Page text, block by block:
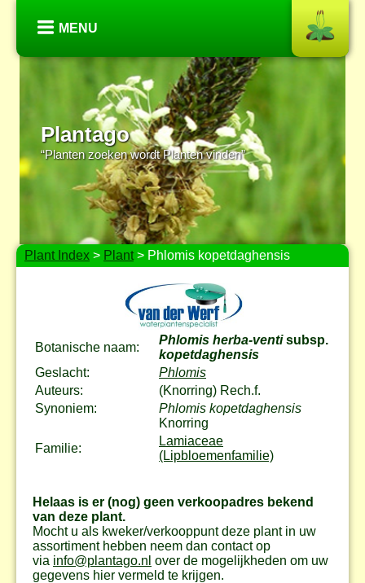
MENU
Plantago
“Planten zoeken wordt Planten vinden”
Plant Index > Plant> Phlomis kopetdaghensis
Botanische naam:
Phlomis herba-ventisubsp.
kopetdaghensis
Geslacht:
Phlomis
Auteurs:
(Knorring) Rech.f.
Synoniem:
Phlomis kopetdaghensis
Knorring
Familie:
Lamiaceae
(Lipbloemenfamilie)
Helaas is er (nog) geen verkoopadres bekend
van deze plant.
Mocht u als kweker/verkooppunt deze plant in uw
assortiment hebben neem dan contact op
via info@plantago.nl over de mogelijkheden om uw
gegevens hier vermeld te krijgen.